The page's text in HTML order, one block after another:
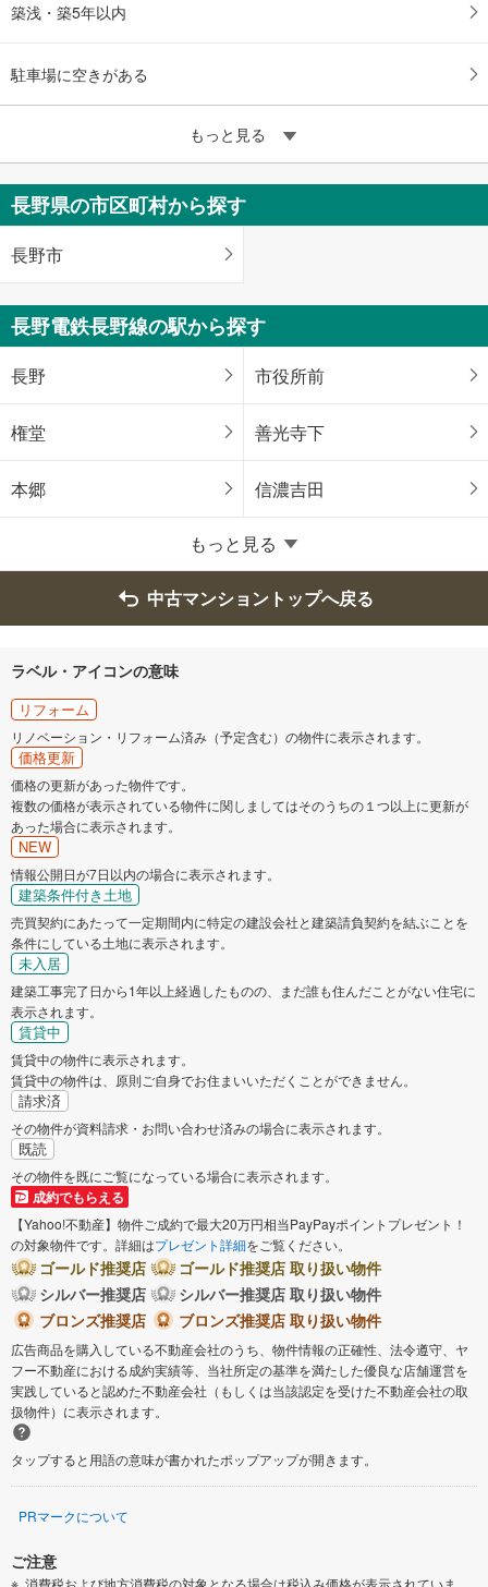
築浅・築5年以内
駐車場に空きがある
もっと見る
長野県の市区町村から探す
長野市
長野電鉄長野線の駅から探す
長野 市役所前
権堂 善光寺下
本郷 信濃吉田
もっと見る
中古マンショントップへ戻る
ラベル・アイコンの意味
リフォーム
リノベーション・リフォーム済み（予定含む）の物件に表示されます。
価格更新
価格の更新があった物件です。
複数の価格が表示されている物件に関しましてはそのうちの１つ以上に更新が
あった場合に表示されます。
NEW
情報公開日が7日以内の場合に表示されます。
建築条件付き土地
売買契約にあたって一定期間内に特定の建設会社と建築請負契約を結ぶことを
条件にしている土地に表示されます。
未入居
建築工事完了日から1年以上経過したものの、まだ誰も住んだことがない住宅に
表示されます。
賃貸中
賃貸中の物件に表示されます。
賃貸中の物件は、原則ご自身でお住まいいただくことができません。
請求済
その物件が資料請求・お問い合わせ済みの場合に表示されます。
既読
その物件を既にご覧になっている場合に表示されます。
成約でもらえる
【Yahoo!不動産】物件ご成約で最大20万円相当PayPayポイントプレゼント！
の対象物件です。詳細はプレゼント詳細をご覧ください。
ゴールド推奨店
ゴールド推奨店 取り扱い物件
シルバー推奨店
シルバー推奨店 取り扱い物件
ブロンズ推奨店
ブロンズ推奨店 取り扱い物件
広告商品を購入している不動産会社のうち、物件情報の正確性、法令遵守、ヤ
フー不動産における成約実績等、当社所定の基準を満たした優良な店舗運営を
実践していると認めた不動産会社（もしくは当該認定を受けた不動産会社の取
扱物件）に表示されます。
タップすると用語の意味が書かれたポップアップが開きます。
PRマークについて
ご注意
消費税および地方消費税の対象となる場合は税込み価格が表示されていま